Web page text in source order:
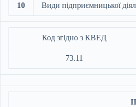
10 Види підприємницької
Код згідно з КВЕД
73.11